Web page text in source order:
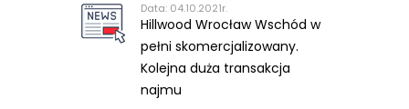
Data: 04.10.2021r.
Hillwood Wrocław Wschód w
pełni skomercjalizowany.
Kolejna duża transakcja
najmu